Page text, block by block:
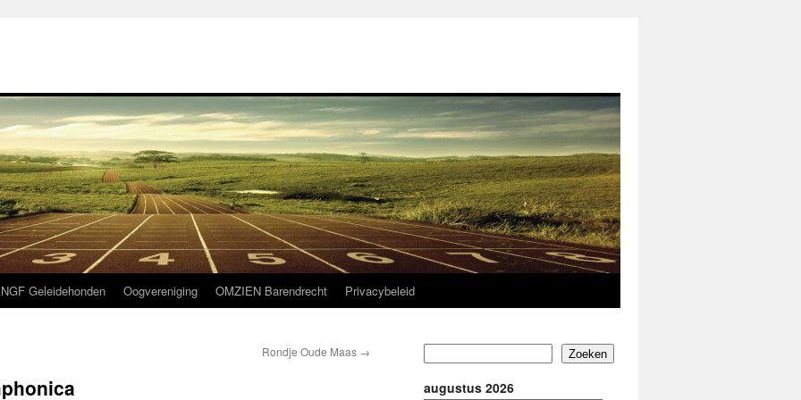
Geleidehonden Oogvereniging OMZIEN Barendrecht Privacybeleid
Rondje Oude Maas → Zoeken
augustus 2026